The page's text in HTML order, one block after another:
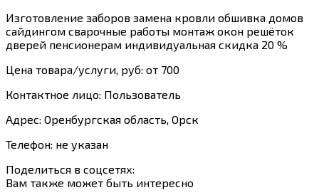
Изготовление заборов замена кровли обшивка домов
сайдингом сварочные работы монтаж окон решёток
дверей пенсионерам индивидуальная скидка 20 %
Цена товара/услуги, руб: от 700
Контактное лицо: Пользователь
Адрес: Оренбургская область, Орск
Телефон: не указан
Поделиться в соцсетях:
Вам также может быть интересно